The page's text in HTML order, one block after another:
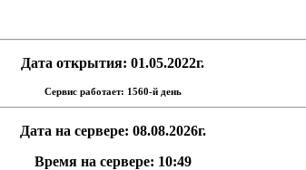
Дата открытия: 01.05.2022г.
Сервис работает: 1560-й день
Дата на сервере: 08.08.2026г.
Время на сервере: 10:49